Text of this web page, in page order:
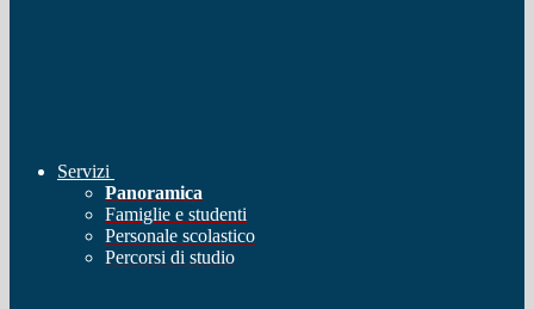
Servizi
Panoramica
Famiglie e studenti
Personale scolastico
Percorsi di studio